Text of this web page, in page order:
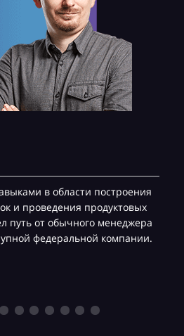
в области построения
и проведения продуктовых
путь от обычного менеджера
федеральной компании.